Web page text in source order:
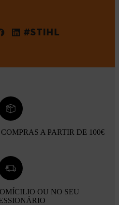
#STIHL
A PARTIR DE 100€
OU NO SEU